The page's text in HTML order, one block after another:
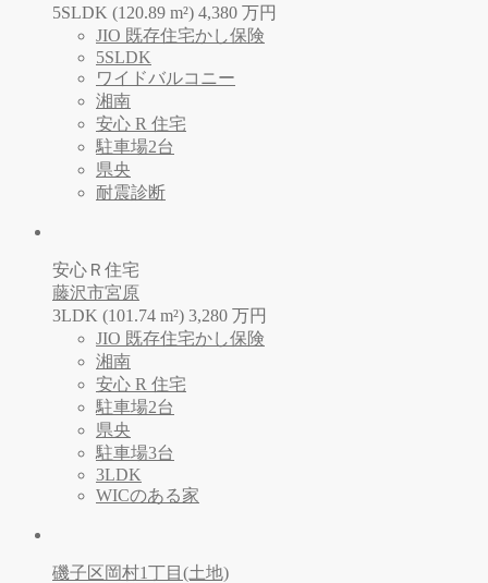
5SLDK (120.89 m²) 4,380 万円
JIO 既存住宅かし保険
5SLDK
ワイドバルコニー
湘南
安心 R 住宅
駐車場2台
県央
耐震診断
安心Ｒ住宅
藤沢市宮原
3LDK (101.74 m²) 3,280 万円
JIO 既存住宅かし保険
湘南
安心 R 住宅
駐車場2台
県央
駐車場3台
3LDK
WICのある家
磯子区岡村1丁目(土地)